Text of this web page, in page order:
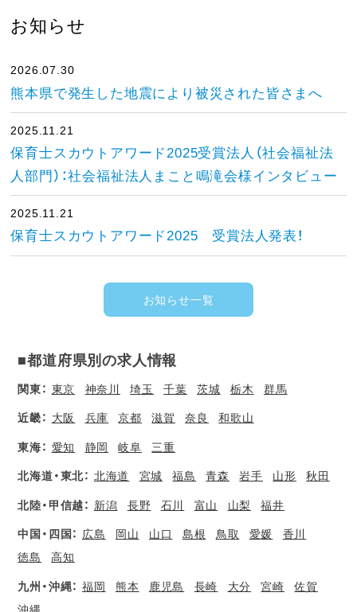
お知らせ
2026.07.30
熊本県で発生した地震により被災された皆さまへ
2025.11.21
保育士スカウトアワード2025受賞法人（社会福祉法
人部門）：社会福祉法人まこと鳴滝会様インタビュー
2025.11.21
保育士スカウトアワード2025 受賞法人発表！
お知らせ一覧
■都道府県別の求人情報
関東： 東京 神奈川 埼玉 千葉 茨城 栃木 群馬
近畿： 大阪 兵庫 京都 滋賀 奈良 和歌山
東海： 愛知 静岡 岐阜 三重
北海道・東北： 北海道 宮城 福島 青森 岩手 山形 秋田
北陸・甲信越： 新潟 長野 石川 富山 山梨 福井
中国・四国： 広島 岡山 山口 島根 鳥取 愛媛
香川
徳島
高知
九州・沖縄： 福岡 熊本 鹿児島 長崎 大分 宮崎
佐賀
沖縄